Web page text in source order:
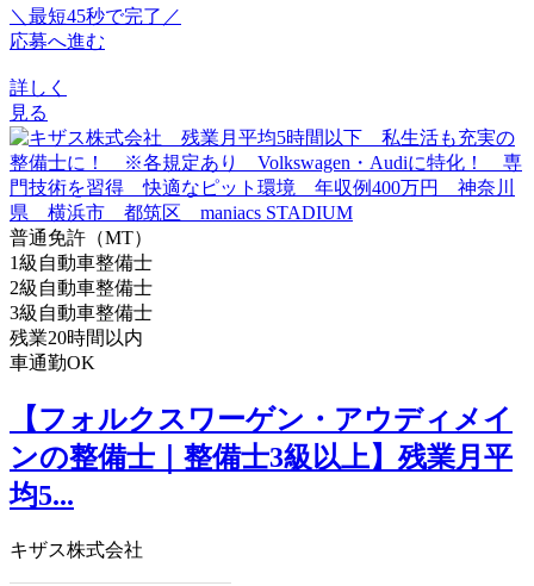
＼最短45秒で完了／
応募へ進む
詳しく
見る
普通免許（MT）
1級自動車整備士
2級自動車整備士
3級自動車整備士
残業20時間以内
車通勤OK
【フォルクスワーゲン・アウディメイ
ンの整備士｜整備士3級以上】残業月平
均5...
キザス株式会社